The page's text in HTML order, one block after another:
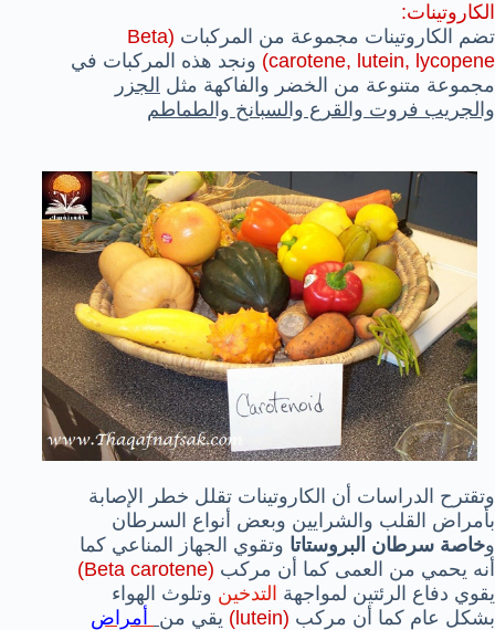
الكاروتينات:
تضم الكاروتينات مجموعة من المركبات (Beta
carotene, lutein, lycopene) ونجد هذه المركبات في
مجموعة متنوعة من الخضر والفاكهة مثل الجزر
والجريب فروت والقرع والسبانخ والطماطم
وتقترح الدراسات أن الكاروتينات تقلل خطر الإصابة
بأمراض القلب والشرايين وبعض أنواع السرطان
وخاصة سرطان البروستاتا وتقوي الجهاز المناعي كما
أنه يحمي من العمى كما أن مركب (
Beta carotene
)
يقوي دفاع الرئتين لمواجهة التدخين وتلوث الهواء
بشكل عام كما أن مركب (
lutein
) يقي من أمراض